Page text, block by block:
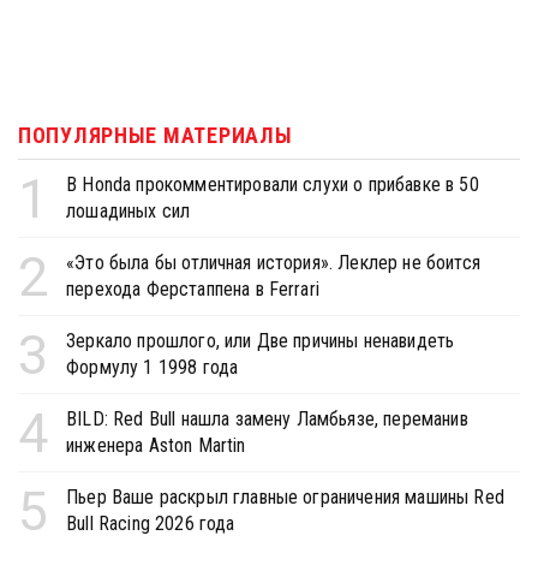
ПОПУЛЯРНЫЕ МАТЕРИАЛЫ
1
В Honda прокомментировали слухи о прибавке в 50
лошадиных сил
2
«Это была бы отличная история». Леклер не боится
перехода Ферстаппена в Ferrari
3
Зеркало прошлого, или Две причины ненавидеть
Формулу 1 1998 года
4
BILD: Red Bull нашла замену Ламбьязе, переманив
инженера Aston Martin
5
Пьер Ваше раскрыл главные ограничения машины Red
Bull Racing 2026 года